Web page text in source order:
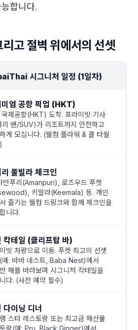
합니다.
고 절벽 위에서의 선셋
시그니처 일정 (1일차)
미엄 공항 픽업 (HKT)
국제공항(HKT) 도착. 프라이빗 기사
리 밴/SUV)가 리조트까지 안전하고
게 모십니다. (웰컴 플라워 & 쿨 타월
풀빌라 체크인
만푸리(Amanpuri), 로즈우드 푸켓
키말라(Keemala) 등. 개인
즐기는 웰컴 드링크와 함께 체크인을
니다.
칵테일 (클리프탑 바)
빗 차량으로 이동. 푸켓 최고의 선셋
예: 바바 네스트, Baba Nest)에서
해를 바라보며 시그니처 칵테일을
다. (사전 예약 필수)
다이닝 디너
스타 레스토랑 또는 최고급 해산물
랑(예: Pru, Black Ginger)에서